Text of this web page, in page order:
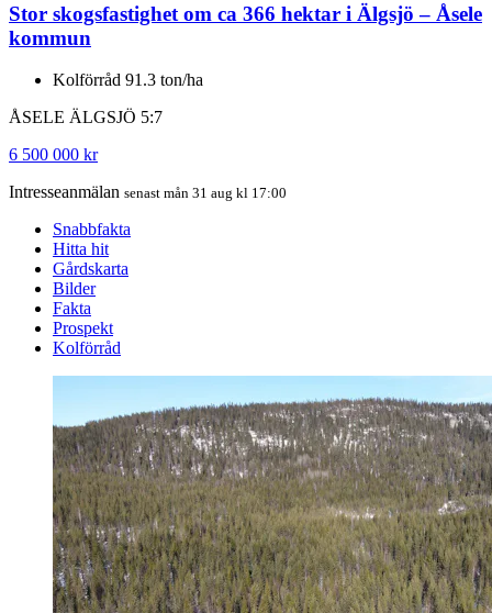
Stor skogsfastighet om ca 366 hektar i Älgsjö – Åsele
kommun
Kolförråd 91.3 ton/ha
ÅSELE ÄLGSJÖ 5:7
6 500 000 kr
Intresseanmälan senast mån 31 aug kl 17:00
Snabbfakta
Hitta hit
Gårdskarta
Bilder
Fakta
Prospekt
Kolförråd